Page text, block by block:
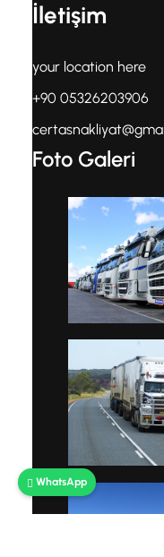
İletişim
your location here
+90 05326203906
Foto Galeri
WhatsApp